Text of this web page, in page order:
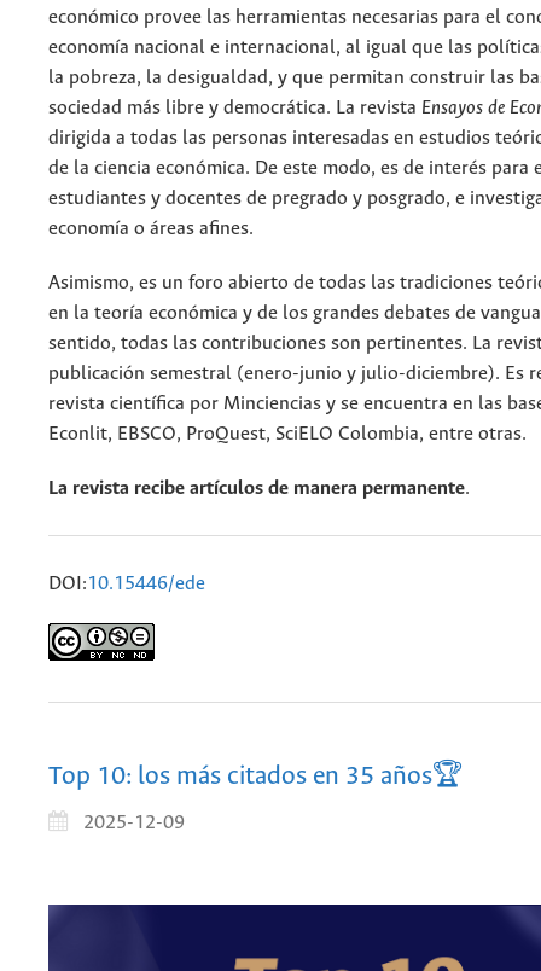
económico provee las herramientas necesarias para el
economía nacional e internacional, al igual que las
la pobreza, la desigualdad, y que permitan construir las
sociedad más libre y democrática. La revista Ensayos de
dirigida a todas las personas interesadas en estudios
de la ciencia económica. De este modo, es de interés para
estudiantes y docentes de pregrado y posgrado, e
economía o áreas afines.
Asimismo, es un foro abierto de todas las tradiciones
en la teoría económica y de los grandes debates de
sentido, todas las contribuciones son pertinentes. La
publicación semestral (enero-junio y julio-diciembre). Es
revista científica por Minciencias y se encuentra en las
Econlit, EBSCO, ProQuest, SciELO Colombia, entre otras.
La revista recibe artículos de manera permanente.
DOI:10.15446/ede
Top 10: los más citados en 35 años🏆
2025-12-09